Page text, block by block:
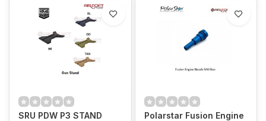
SRU PDW P3 STAND
Polarstar Fusion Engine